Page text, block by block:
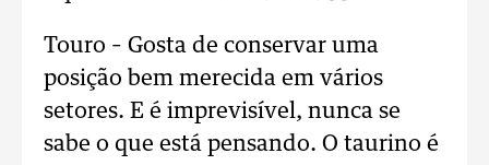
Touro – Gosta de conservar uma
posição bem merecida em vários
setores. E é imprevisível, nunca se
sabe o que está pensando. O taurino é